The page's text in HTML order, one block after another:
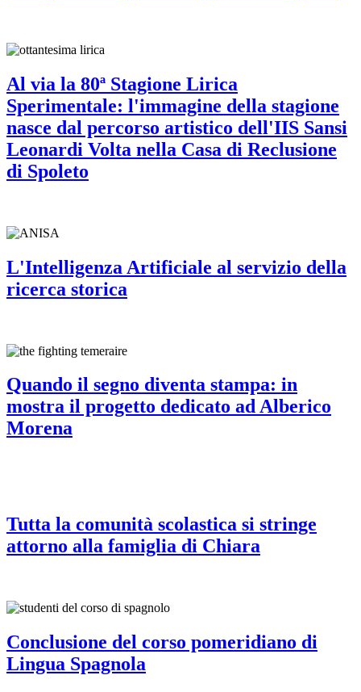
Al via la 80ª Stagione Lirica
Sperimentale: l'immagine della stagione
nasce dal percorso artistico dell'IIS Sansi
Leonardi Volta nella Casa di Reclusione
di Spoleto
L'Intelligenza Artificiale al servizio della
ricerca storica
Quando il segno diventa stampa: in
mostra il progetto dedicato ad Alberico
Morena
Tutta la comunità scolastica si stringe
attorno alla famiglia di Chiara
Conclusione del corso pomeridiano di
Lingua Spagnola